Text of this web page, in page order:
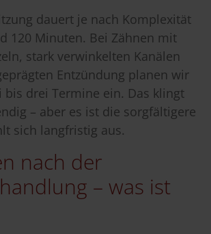
dauert je nach Komplexität
120 Minuten. Bei Zähnen mit
stark verwinkelten Kanälen
Entzündung planen wir
bis drei Termine ein. Das klingt
– aber es ist die sorgfältigere
sich langfristig aus.
nach der
– was ist